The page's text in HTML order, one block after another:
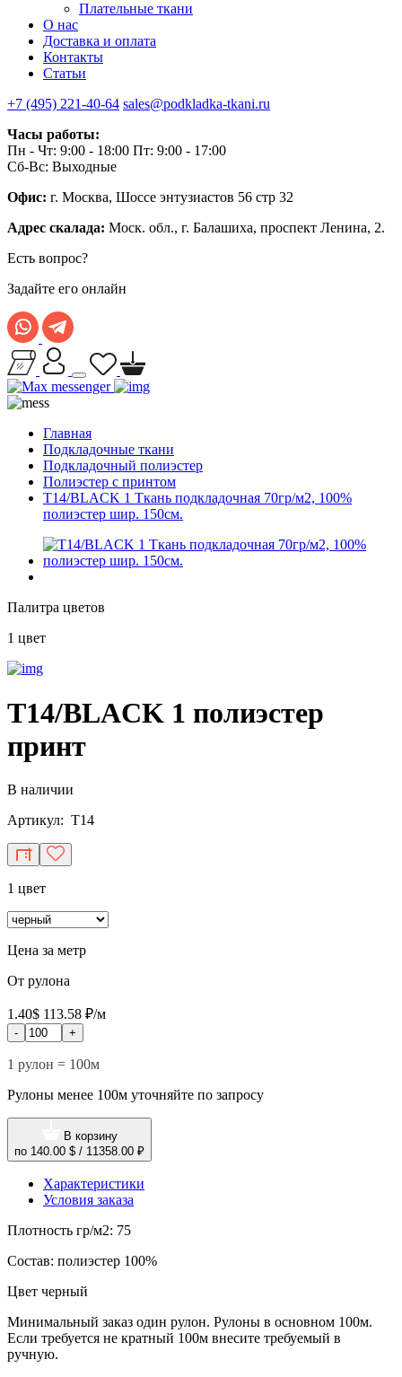
Плательные ткани
О нас
Доставка и оплата
Контакты
Статьи
+7 (495) 221-40-64 sales@podkladka-tkani.ru
Часы работы:
Пн - Чт: 9:00 - 18:00 Пт: 9:00 - 17:00
Сб-Вс: Выходные
Офис: г. Москва, Шоссе энтузиастов 56 стр 32
Адрес скалада: Моск. обл., г. Балашиха, проспект Ленина, 2.
Есть вопрос?
Задайте его онлайн
Главная
Подкладочные ткани
Подкладочный полиэстер
Полиэстер с принтом
T14/BLACK 1 Ткань подкладочная 70гр/м2, 100%
полиэстер шир. 150см.
Палитра цветов
1 цвет
T14/BLACK 1 полиэстер
принт
В наличии
Артикул: T14
1 цвет
Цена за метр
От рулона
1.40$ 113.58 ₽/м
- +
1 рулон = 100м
Рулоны менее 100м уточняйте по запросу
В корзину
по 140.00 $ / 11358.00 ₽
Характеристики
Условия заказа
Плотность гр/м2: 75
Состав: полиэстер 100%
Цвет черный
Минимальный заказ один рулон. Рулоны в основном 100м.
Если требуется не кратный 100м внесите требуемый в
ручную.